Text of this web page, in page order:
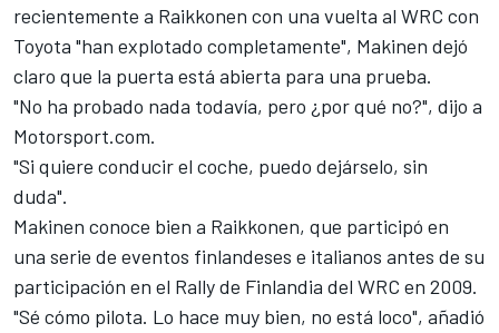
recientemente a Raikkonen con una vuelta al WRC con
Toyota "han explotado completamente", Makinen dejó
claro que la puerta está abierta para una prueba.
"No ha probado nada todavía, pero ¿por qué no?", dijo a
Motorsport.com.
"Si quiere conducir el coche, puedo dejárselo, sin
duda".
Makinen conoce bien a Raikkonen, que participó en
una serie de eventos finlandeses e italianos antes de su
participación en el Rally de Finlandia del WRC en 2009.
"Sé cómo pilota. Lo hace muy bien, no está loco", añadió